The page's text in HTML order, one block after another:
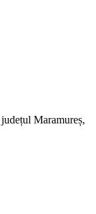
Maramureș,